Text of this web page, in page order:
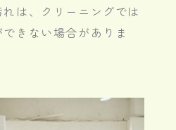
は、クリーニングでは
きない場合がありま